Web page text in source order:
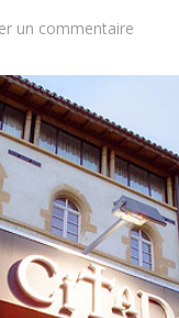
un commentaire